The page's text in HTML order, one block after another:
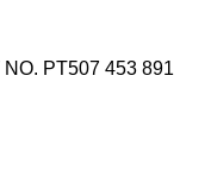
PT507 453 891